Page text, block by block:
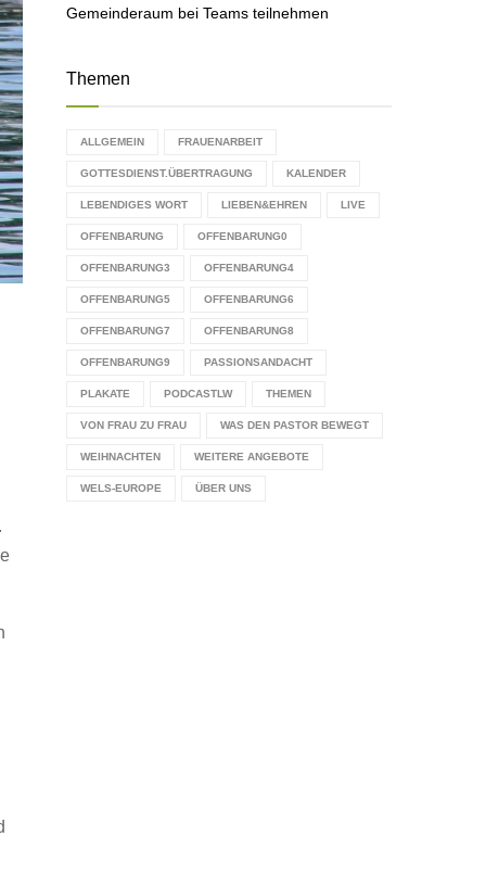
Gemeinderaum bei Teams teilnehmen
Themen
ALLGEMEIN FRAUENARBEIT
GOTTESDIENST.ÜBERTRAGUNG KALENDER
LEBENDIGES WORT LIEBEN&EHREN LIVE
OFFENBARUNG OFFENBARUNG0
OFFENBARUNG3 OFFENBARUNG4
OFFENBARUNG5 OFFENBARUNG6
OFFENBARUNG7 OFFENBARUNG8
OFFENBARUNG9 PASSIONSANDACHT
PLAKATE PODCASTLW THEMEN
VON FRAU ZU FRAU WAS DEN PASTOR BEWEGT
WEIHNACHTEN WEITERE ANGEBOTE
WELS-EUROPE ÜBER UNS